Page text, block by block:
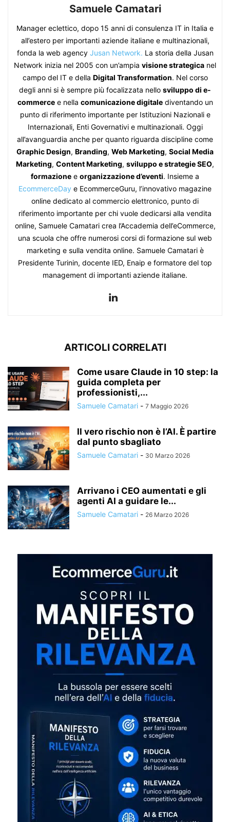
Samuele Camatari
Manager eclettico, dopo 15 anni di consulenza IT in Italia e
all’estero per importanti aziende italiane e multinazionali,
fonda la web agency Jusan Network. La storia della Jusan
Network inizia nel 2005 con un’ampia visione strategica nel
campo del IT e della Digital Transformation. Nel corso
degli anni si è sempre più focalizzata nello sviluppo di e-
commercee nella comunicazione digitalediventando un
punto di riferimento importante per Istituzioni Nazionali e
Internazionali, Enti Governativi e multinazionali. Oggi
all’avanguardia anche per quanto riguarda discipline come
Graphic Design, Branding, Web Marketing, Social Media
Marketing, Content Marketing, sviluppo e strategie SEO,
formazione e organizzazione d’eventi. Insieme a
EcommerceDay e EcommerceGuru, l’innovativo magazine
online dedicato al commercio elettronico, punto di
riferimento importante per chi vuole dedicarsi alla vendita
online, Samuele Camatari crea l’Accademia dell’eCommerce,
una scuola che offre numerosi corsi di formazione sul web
marketing e sulla vendita online. Samuele Camatari è
Presidente Turinin, docente IED, Enaip e formatore del top
management di importanti aziende italiane.
ARTICOLI CORRELATI
Come usare Claude in 10 step: la
guida completa per
professionisti,...
Samuele Camatari - 7 Maggio 2026
Il vero rischio non è l’AI. È partire
dal punto sbagliato
Samuele Camatari - 30 Marzo 2026
Arrivano i CEO aumentati e gli
agenti AI a guidare le...
Samuele Camatari - 26 Marzo 2026